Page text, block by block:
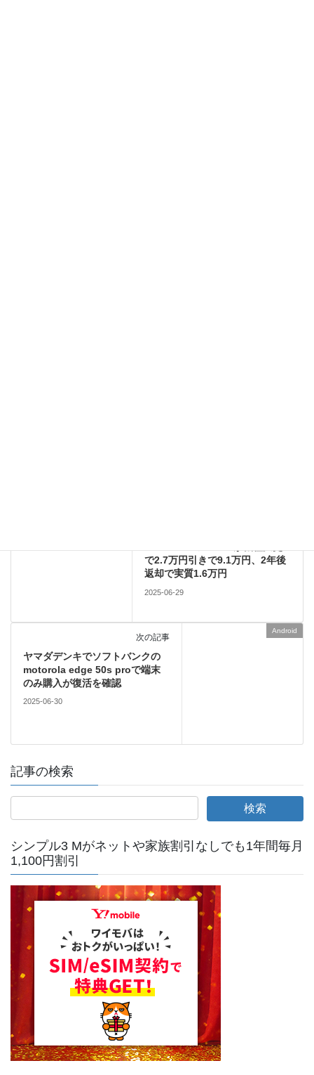
で2.7万円引きで9.1万円、2年後
返却で実質1.6万円
2025-06-29
Android
次の記事
ヤマダデンキでソフトバンクの
motorola edge 50s proで端末
のみ購入が復活を確認
2025-06-30
記事の検索
シンプル3 Mがネットや家族割引なしでも1年間毎月
1,100円割引